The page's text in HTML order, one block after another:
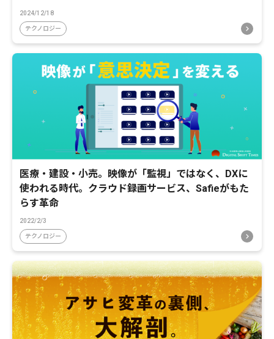
2024/12/18
テクノロジー
医療・建設・小売。映像が「監視」ではなく、DXに
使われる時代。クラウド録画サービス、Safieがもた
らす革命
2022/2/3
テクノロジー